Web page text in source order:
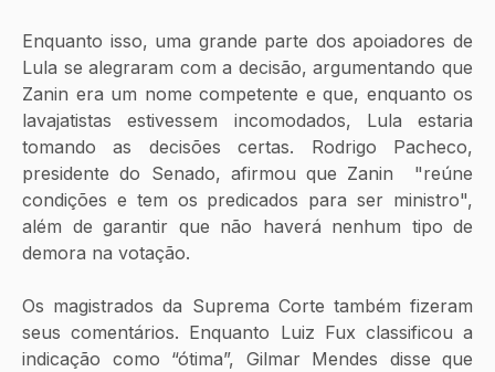
Enquanto isso, uma grande parte dos apoiadores de
Lula se alegraram com a decisão, argumentando que
Zanin era um nome competente e que, enquanto os
lavajatistas estivessem incomodados, Lula estaria
tomando as decisões certas. Rodrigo Pacheco,
presidente do Senado, afirmou que Zanin  "reúne
condições e tem os predicados para ser ministro",
além de garantir que não haverá nenhum tipo de
demora na votação.
Os magistrados da Suprema Corte também fizeram
seus comentários. Enquanto Luiz Fux classificou a
indicação como “ótima”, Gilmar Mendes disse que